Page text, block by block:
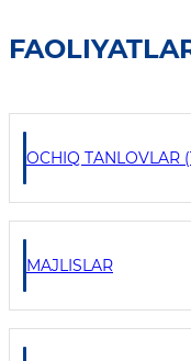
OCHIQ TANLOVLAR
MAJLISLAR